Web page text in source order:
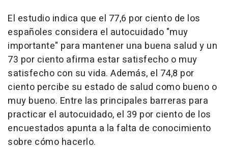
El estudio indica que el 77,6 por ciento de los
españoles considera el autocuidado "muy
importante" para mantener una buena salud y un
73 por ciento afirma estar satisfecho o muy
satisfecho con su vida. Además, el 74,8 por
ciento percibe su estado de salud como bueno o
muy bueno. Entre las principales barreras para
practicar el autocuidado, el 39 por ciento de los
encuestados apunta a la falta de conocimiento
sobre cómo hacerlo.